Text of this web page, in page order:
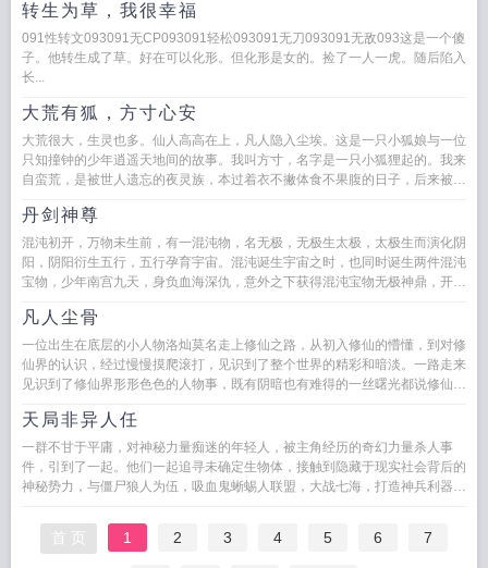
转生为草，我很幸福
091性转文093091无CP093091轻松093091无刀093091无敌093这是一个傻
子。他转生成了草。好在可以化形。但化形是女的。捡了一人一虎。随后陷入
长...
大荒有狐，方寸心安
大荒很大，生灵也多。仙人高高在上，凡人隐入尘埃。这是一只小狐娘与一位
只知撞钟的少年逍遥天地间的故事。我叫方寸，名字是一只小狐狸起的。我来
自蛮荒，是被世人遗忘的夜灵族，本过着衣不撇体食不果腹的日子，后来被沧
丹剑神尊
混沌初开，万物未生前，有一混沌物，名无极，无极生太极，太极生而演化阴
阳，阴阳衍生五行，五行孕育宇宙。混沌诞生宇宙之时，也同时诞生两件混沌
宝物，少年南宫九天，身负血海深仇，意外之下获得混沌宝物无极神鼎，开启
凡人尘骨
一位出生在底层的小人物洛灿莫名走上修仙之路，从初入修仙的懵懂，到对修
仙界的认识，经过慢慢摸爬滚打，见识到了整个世界的精彩和暗淡。一路走来
见识到了修仙界形形色色的人物事，既有阴暗也有难得的一丝曙光都说修仙路
天局非异人任
一群不甘于平庸，对神秘力量痴迷的年轻人，被主角经历的奇幻力量杀人事
件，引到了一起。他们一起追寻未确定生物体，接触到隐藏于现实社会背后的
神秘势力，与僵尸狼人为伍，吸血鬼蜥蜴人联盟，大战七海，打造神兵利器，
首 页 1 2 3 4 5 6 7